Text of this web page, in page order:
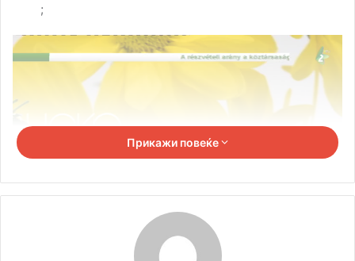
;
Емисијата се емитува премиерно секоја недела со
Прикажи повеќе